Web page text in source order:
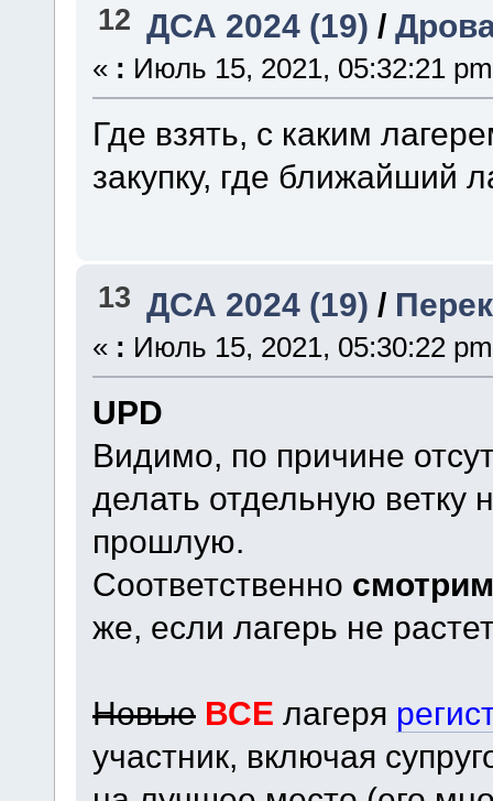
12 ДСА 2024 (19) /
« : Июль 15, 2021, 05:32:21
Где взять, с каким
закупку, где ближайший
13 ДСА 2024 (19) /
« : Июль 15, 2021, 05:30:22
UPD
Видимо, по причине
делать отдельную ветку
прошлую.
Соответственно
же, если лагерь не
Новые ВСЕ лагеря
участник, включая